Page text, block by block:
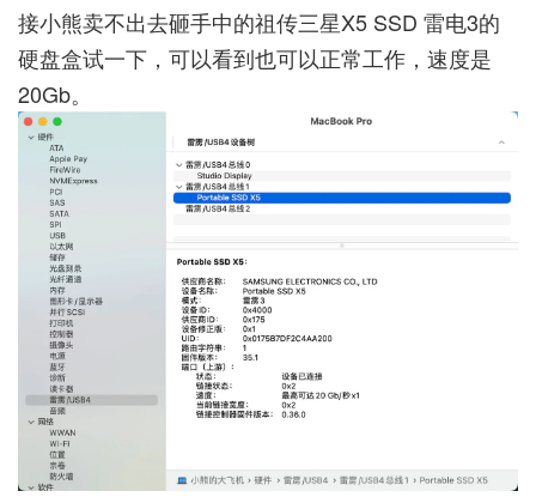
接小熊卖不出去砸手中的祖传三星X5 SSD 雷电3的
硬盘盒试一下，可以看到也可以正常工作，速度是
20Gb。